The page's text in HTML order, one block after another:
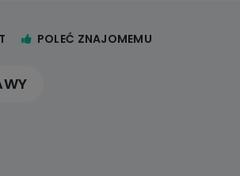
POLEĆ ZNAJOMEMU